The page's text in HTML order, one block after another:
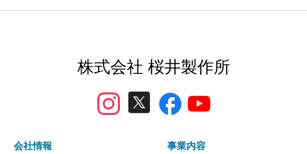
株式会社 桜井製作所
会社情報 事業内容